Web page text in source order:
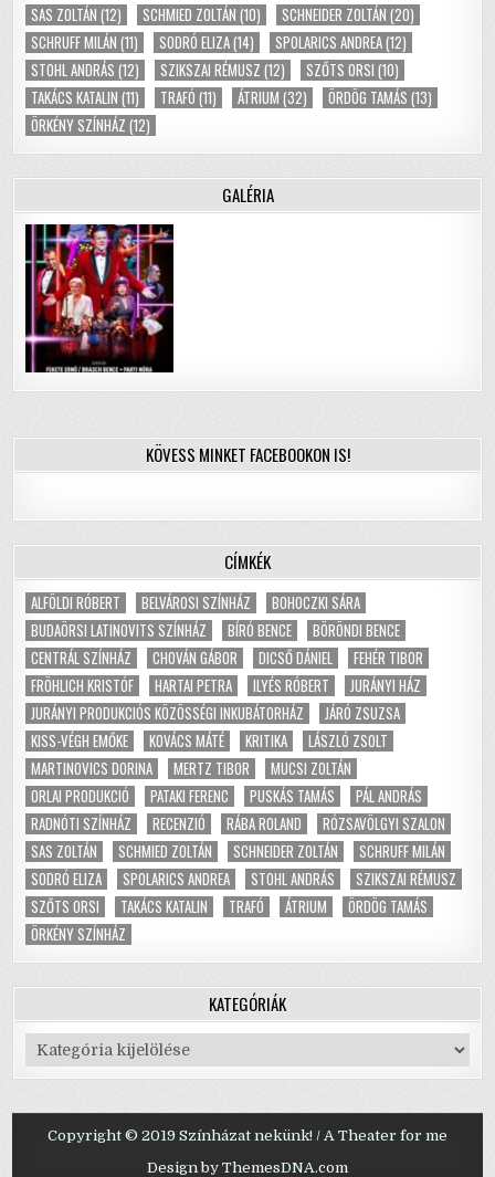
SAS ZOLTÁN (12) SCHMIED ZOLTÁN (10) SCHNEIDER ZOLTÁN (20)
SCHRUFF MILÁN (11) SODRÓ ELIZA(14) SPOLARICS ANDREA(12)
STOHL ANDRÁS (12) SZIKSZAI RÉMUSZ (12) SZŐTS ORSI (10)
TAKÁCS KATALIN (11) TRAFÓ (11) ÁTRIUM (32) ÖRDÖG TAMÁS (13)
ÖRKÉNY SZÍNHÁZ (12)
GALÉRIA
KÖVESS MINKET FACEBOOKON IS!
CÍMKÉK
ALFÖLDI RÓBERT BELVÁROSI SZÍNHÁZ
BOHOCZKI SÁRA
BUDAÖRSI LATINOVITS SZÍNHÁZ
BÍRÓ BENCE
BÖRÖNDI BENCE
CENTRÁL SZÍNHÁZ
CHOVÁN GÁBOR DICSŐ DÁNIEL
FEHÉR TIBOR
FRÖHLICH KRISTÓF
HARTAI PETRA ILYÉS RÓBERT
JURÁNYI HÁZ
JURÁNYI PRODUKCIÓS KÖZÖSSÉGI INKUBÁTORHÁZ
JÁRÓ ZSUZSA
KISS-VÉGH EMŐKE
KOVÁCS MÁTÉ KRITIKA
LÁSZLÓ ZSOLT
MARTINOVICS DORINA
MERTZ TIBOR
MUCSI ZOLTÁN
ORLAI PRODUKCIÓ
PATAKI FERENC PUSKÁS TAMÁS
PÁL ANDRÁS
RADNÓTI SZÍNHÁZ
RECENZIÓ RÁBA ROLAND
RÓZSAVÖLGYI SZALON
SAS ZOLTÁN
SCHMIED ZOLTÁN SCHNEIDER ZOLTÁN
SCHRUFF MILÁN
SODRÓ ELIZA
SPOLARICS ANDREA STOHL ANDRÁS
SZIKSZAI RÉMUSZ
SZŐTS ORSI
TAKÁCS KATALIN TRAFÓ ÁTRIUM
ÖRDÖG TAMÁS
ÖRKÉNY SZÍNHÁZ
KATEGÓRIÁK
Kategóriák
Copyright © 2019 Színházat nekünk! / A Theater for me
Design by ThemesDNA.com